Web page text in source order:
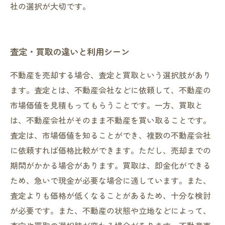
社の選択が大切です。
査定・買取の違いと利用シーン
不動産を売却する場合、査定と買取という選択肢があり
ます。査定とは、不動産会社などに依頼して、不動産の
市場価値を見積もってもらうことです。一方、買取と
は、不動産会社がそのまま不動産を買い取ることです。
査定は、市場価値を知ることができ、複数の不動産会社
に依頼すれば価格比較ができます。ただし、売却までの
期間がかかる場合があります。買取は、即金化ができる
ため、急いで現金が必要な場合に適しています。また、
査定よりも価格が低くなることがあるため、十分な検討
が必要です。また、不動産の状態や立地などによって、